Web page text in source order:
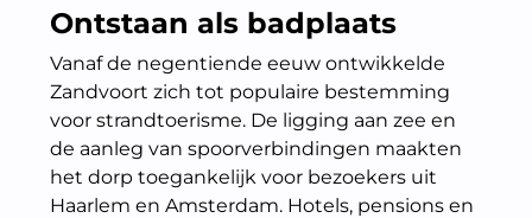
Ontstaan als badplaats
Vanaf de negentiende eeuw ontwikkelde
Zandvoort zich tot populaire bestemming
voor strandtoerisme. De ligging aan zee en
de aanleg van spoorverbindingen maakten
het dorp toegankelijk voor bezoekers uit
Haarlem en Amsterdam. Hotels, pensions en